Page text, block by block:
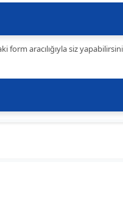
form aracılığıyla siz